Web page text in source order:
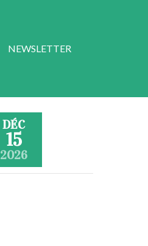
NEWSLETTER
DÉC
15
2026